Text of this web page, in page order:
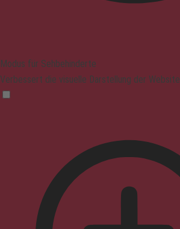
Modus für Sehbehinderte
Verbessert die visuelle Darstellung der Website